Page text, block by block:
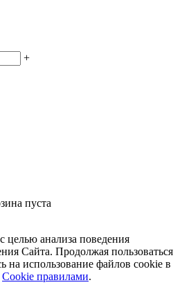
+
пуста
целью анализа поведения
Сайта. Продолжая пользоваться
на использование файлов cookie в
Cookiе правилами.